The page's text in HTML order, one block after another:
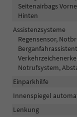
Seitenairbags
Hinten
Assistenzsysteme
Regensensor,
Notrufsystem,
Einparkhilfe
Innenspiegel
Lenkung